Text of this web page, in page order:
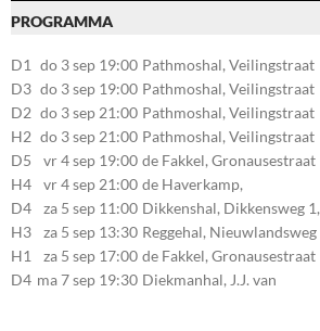
PROGRAMMA
D1 do 3 sep 19:00 Pathmoshal, Veilingstraat
20, 7545LZ Enschede
D3 do 3 sep 19:00 Pathmoshal, Veilingstraat
20, 7545LZ Enschede
D2 do 3 sep 21:00 Pathmoshal, Veilingstraat
20, 7545LZ Enschede
H2 do 3 sep 21:00 Pathmoshal, Veilingstraat
20, 7545LZ Enschede
D5 vr 4 sep 19:00 de Fakkel, Gronausestraat
107, 7581CE Losser
H4 vr 4 sep 21:00 de Haverkamp,
Stationsstraat 30, 7475AM
Markelo
D4 za 5 sep 11:00 Dikkenshal, Dikkensweg 1,
7641CC Wierden
H3 za 5 sep 13:30 Reggehal, Nieuwlandsweg
1, 7461VP Rijssen
H1 za 5 sep 17:00 de Fakkel, Gronausestraat
107, 7581CE Losser
D4 ma 7 sep 19:30 Diekmanhal, J.J. van